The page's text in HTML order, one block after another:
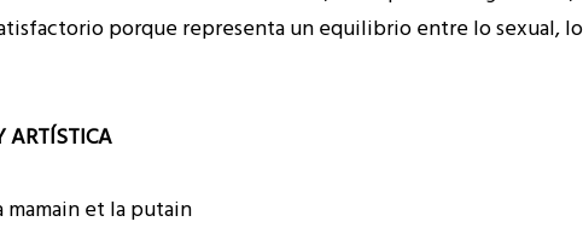
porque representa un equilibrio entre lo sexual,
ARTÍSTICA
et la putain